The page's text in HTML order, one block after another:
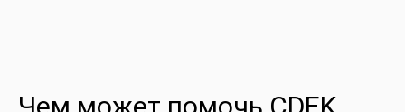
Чем может помочь CDEK